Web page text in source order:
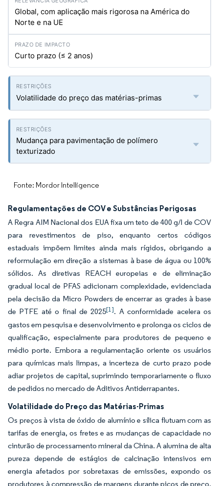
Global, com aplicação mais rigorosa na América do
Norte e na UE
Curto prazo (≤ 2 anos)
Volatilidade do preço das matérias-primas
Mudança para pavimentação de polímero
texturizado
Fonte: Mordor Intelligence
Regulamentações de COV e Substâncias Perigosas
A Regra AIM Nacional dos EUA fixa um teto de 400 g/l de COV
para revestimentos de piso, enquanto certos códigos
estaduais impõem limites ainda mais rígidos, obrigando a
reformulação em direção a sistemas à base de água ou 100%
sólidos. As diretivas REACH europeias e de eliminação
gradual local de PFAS adicionam complexidade, evidenciada
pela decisão da Micro Powders de encerrar as grades à base
de PTFE até o final de 2025[1]. A conformidade acelera os
gastos em pesquisa e desenvolvimento e prolonga os ciclos de
qualificação, especialmente para produtores de pequeno e
médio porte. Embora a regulamentação oriente os usuários
para químicas mais limpas, a incerteza de curto prazo pode
adiar projetos de capital, suprimindo temporariamente o fluxo
de pedidos no mercado de Aditivos Antiderrapantes.
Volatilidade do Preço das Matérias-Primas
Os preços à vista de óxido de alumínio e sílica flutuam com as
tarifas de energia, os fretes e as mudanças de capacidade no
cinturão de processamento mineral da China. A alumina de alta
pureza depende de estágios de calcinação intensivos em
energia afetados por sobretaxas de emissões, expondo os
produtores à compressão de margens durante picos de preço.